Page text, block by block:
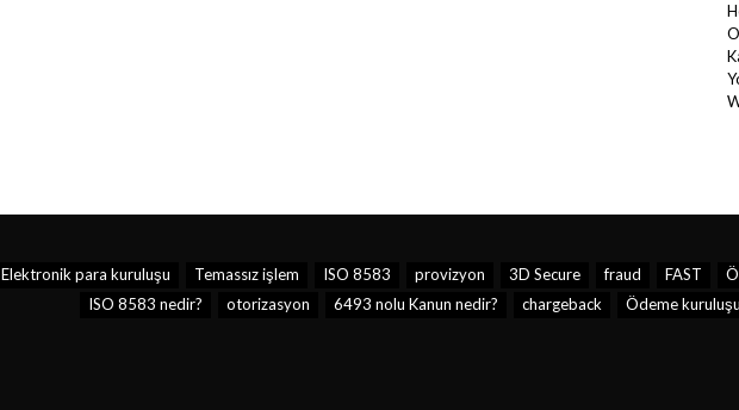
Elektronik para kuruluşu Temassız işlem ISO 8583 provizyon 3D Secure fraud FAST
ISO 8583 nedir?
otorizasyon 6493 nolu Kanun nedir? chargeback Ödeme kuruluşu